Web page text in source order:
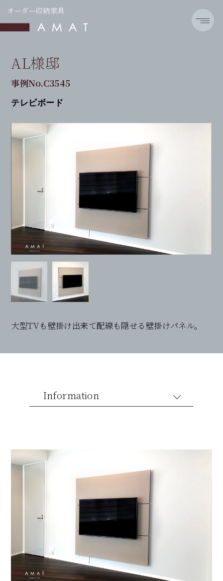
オーダー収納家具
AL様邸
事例No.C3545
テレビボード
大型TVも壁掛け出来て配線も隠せる壁掛けパネル。
Information